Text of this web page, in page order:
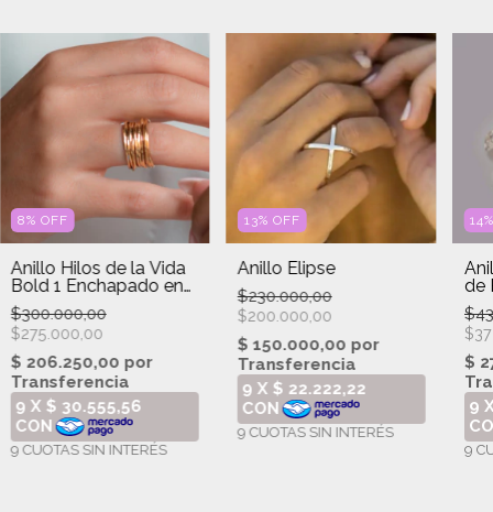
8% OFF
Anillo Hilos de la Vida
Bold 1 Enchapado en
Oro
$300.000,00
$275.000,00
13% OFF
Anillo Elipse
$230.000,00
$200.000,00
14
de